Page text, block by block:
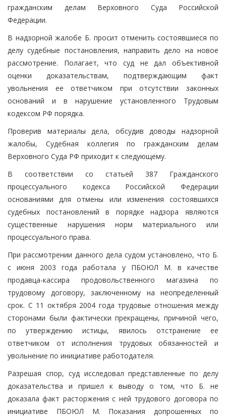
гражданским делам Верховного Суда Российской
Федерации.
В надзорной жалобе Б. просит отменить состоявшиеся по
делу судебные постановления, направить дело на новое
рассмотрение. Полагает, что суд не дал объективной
оценки доказательствам, подтверждающим факт
увольнения ее ответчиком при отсутствии законных
оснований и в нарушение установленного Трудовым
кодексом РФ порядка.
Проверив материалы дела, обсудив доводы надзорной
жалобы, Судебная коллегия по гражданским делам
Верховного Суда РФ приходит к следующему.
В соответствии со статьей 387 Гражданского
процессуального кодекса Российской Федерации
основаниями для отмены или изменения состоявшихся
судебных постановлений в порядке надзора являются
существенные нарушения норм материального или
процессуального права.
При рассмотрении данного дела судом установлено, что Б.
с июня 2003 года работала у ПБОЮЛ М. в качестве
продавца-кассира продовольственного магазина по
трудовому договору, заключенному на неопределенный
срок. С 11 октября 2004 года трудовые отношения между
сторонами были фактически прекращены, причиной чего,
по утверждению истицы, явилось отстранение ее
ответчиком от исполнения трудовых обязанностей и
увольнение по инициативе работодателя.
Разрешая спор, суд исследовал представленные по делу
доказательства и пришел к выводу о том, что Б. не
доказала факт расторжения с ней трудового договора по
инициативе ПБОЮЛ М. Показания допрошенных по